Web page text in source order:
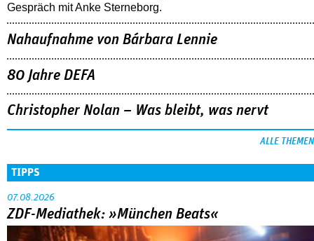
Gespräch mit Anke Sterneborg.
Nahaufnahme von Bárbara Lennie
80 Jahre DEFA
Christopher Nolan – Was bleibt, was nervt
ALLE THEMEN
TIPPS
07.08.2026
ZDF-Mediathek: »München Beats«